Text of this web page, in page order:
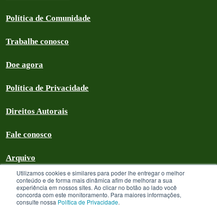
Utilizamos cookies e similares para poder lhe entregar o melhor
conteúdo e de forma mais dinâmica afim de melhorar a sua
experiência em nossos sites. Ao clicar no botão ao lado você
concorda com este monitoramento. Para maiores informações,
consulte nossa Política de Privacidade.
Política de Comunidade
Trabalhe conosco
Doe agora
Política de Privacidade
Direitos Autorais
Fale conosco
Arquivo
Greenpeace Brasil 2026